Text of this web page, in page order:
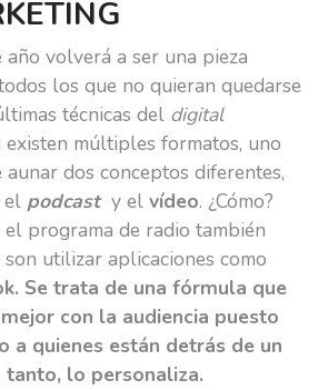
año volverá a ser una pieza
los que no quieran quedarse
técnicas del digital
existen múltiples formatos, uno
dos conceptos diferentes,
el podcast y el vídeo. ¿Cómo?
el programa de radio también
utilizar aplicaciones como
Se trata de una fórmula que
con la audiencia puesto
a quienes están detrás de un
lo personaliza.